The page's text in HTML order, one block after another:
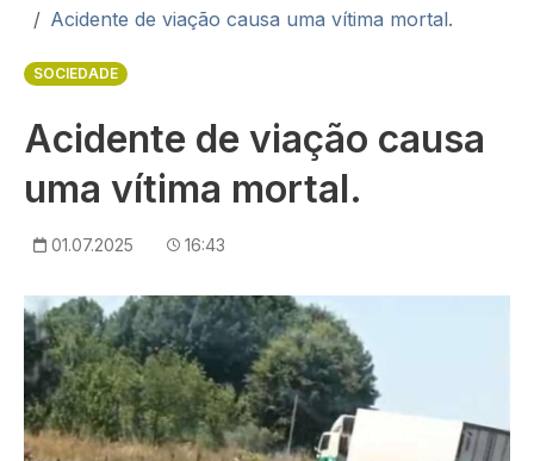
Acidente de viação causa uma vítima mortal.
SOCIEDADE
Acidente de viação causa
uma vítima mortal.
01.07.2025 16:43
Imagem